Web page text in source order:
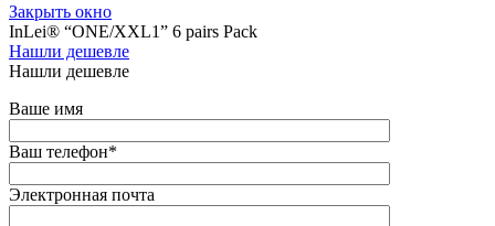
Закрыть окно
InLei® “ONE/XXL1” 6 pairs Pack
Нашли дешевле
Нашли дешевле
Ваше имя
Ваш телефон*
Электронная почта